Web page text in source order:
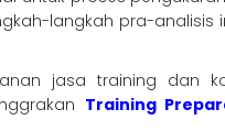
langkah pra-analisis
jasa training dan
Training